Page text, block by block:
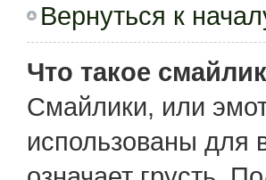
Вернуться к
Что такое
Смайлики, или
использованы для